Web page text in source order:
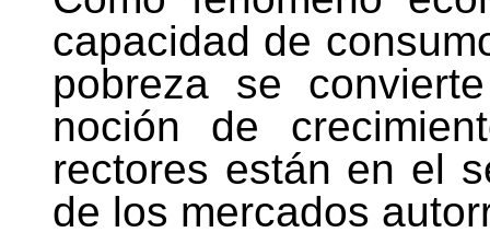
capacidad de
pobreza se
noción de
rectores están en el
de los mercados